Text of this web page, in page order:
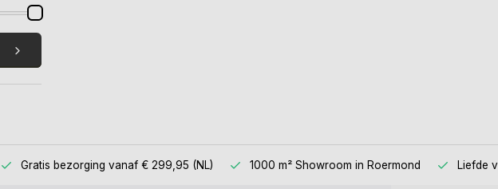
Gratis bezorging vanaf € 299,95 (NL) 1000 m² Showroom in Roermond Liefde